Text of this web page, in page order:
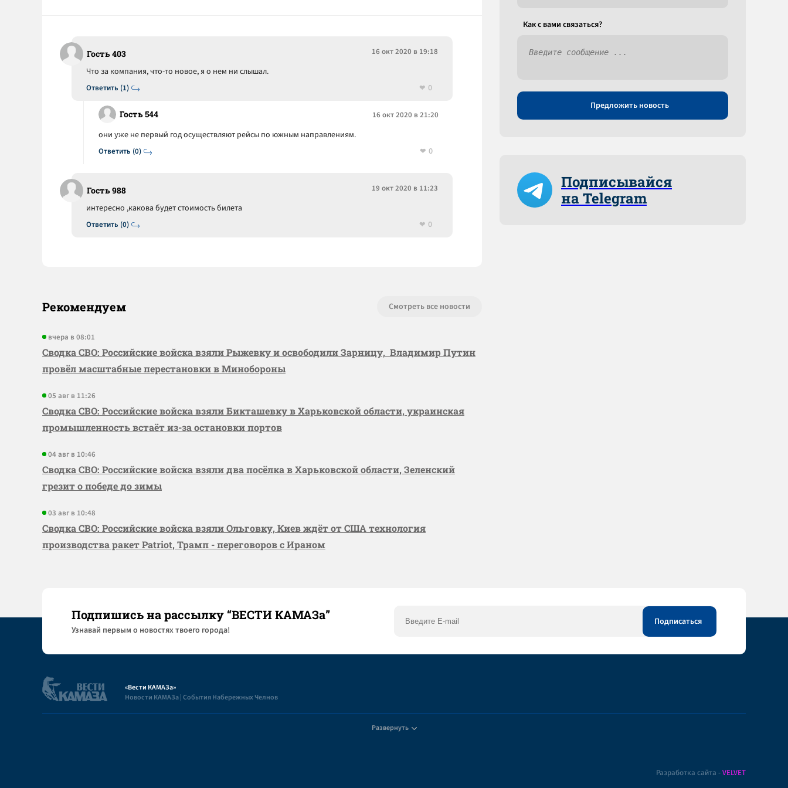
Гость 403 16 окт 2020 в 19:18
Ответить (1)
Что за компания, что-то новое, я о нем ни слышал.
0
Гость 544 16 окт 2020 в 21:20
Ответить (0)
они уже не первый год осуществляют рейсы по южным направлениям.
0
Гость 988 19 окт 2020 в 11:23
Ответить (0)
интересно ,какова будет стоимость билета
0
Рекомендуем Смотреть все новости
вчера в 08:01
Сводка СВО: Российские войска взяли Рыжевку и освободили Зарницу, Владимир Путин
провёл масштабные перестановки в Минобороны
05 авг в 11:26
Сводка СВО: Российские войска взяли Бикташевку в Харьковской области, украинская
промышленность встаёт из-за остановки портов
04 авг в 10:46
Сводка СВО: Российские войска взяли два посёлка в Харьковской области, Зеленский
грезит о победе до зимы
03 авг в 10:48
Сводка СВО: Российские войска взяли Ольговку, Киев ждёт от США технология
производства ракет Patriot, Трамп - переговоров с Ираном
Как c вами связаться?
Предложить новость
Подписывайся
на Telegram
Подпишись на рассылку “ВЕСТИ КАМАЗа”
Узнaвай первым о новостях твоего города!
«Вести КАМАЗа»
Новости КАМАЗа | События Набережных Челнов
Развернуть
Разработка сайта -VELVET